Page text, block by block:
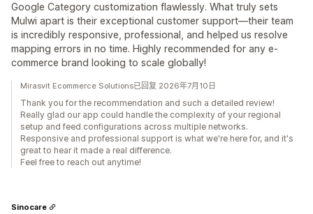
Google Category customization flawlessly. What truly sets
Mulwi apart is their exceptional customer support—their team
is incredibly responsive, professional, and helped us resolve
mapping errors in no time. Highly recommended for any e-
commerce brand looking to scale globally!
Mirasvit Ecommerce Solutions已回复 2026年7月10日
Thank you for the recommendation and such a detailed review!
Really glad our app could handle the complexity of your regional
setup and feed configurations across multiple networks.
Responsive and professional support is what we're here for, and it's
great to hear it made a real difference.
Feel free to reach out anytime!
Sinocare